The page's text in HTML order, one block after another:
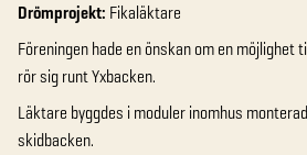
Drömprojekt: Fikaläktare
Föreningen hade en önskan om en
rör sig runt Yxbacken.
Läktare byggdes i moduler inomhus
skidbacken.